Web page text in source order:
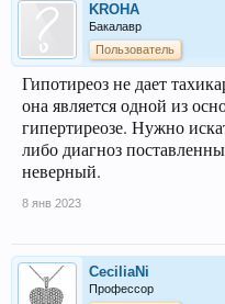
KROHA
Бакалавр
Пользователь
Гипотиреоз не дает
она является одной из
гипертиреозе. Нужно
либо диагноз
неверный.
8 янв 2023
CeciliaNi
Профессор